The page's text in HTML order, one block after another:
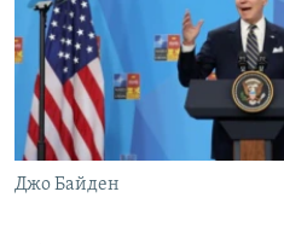
ПОБЕДИТЕЛЕЙ НЕ СУДЯТ?
КРЫМ.НЕПОКОРЕННЫЙ
ELIFBE
УКРАИНСКАЯ ПРОБЛЕМА КРЫМА
ПРИСОЕДИНЯЙТЕСЬ!
Все сайты RFE/RL
Джо Байден